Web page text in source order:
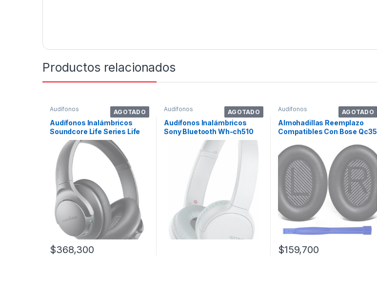
Productos relacionados
AGOTADO
Audífonos
Audífonos Inalámbricos
Soundcore Life Series Life
Q20 A3025 Black
$368,300
AGOTADO
Audífonos
Audífonos Inalámbricos
Sony Bluetooth Wh-ch510
Wh-ch510 Blanco
AGOTADO
Audífonos
Almohadillas Reemplazo
Compatibles Con Bose Qc35
$159,700